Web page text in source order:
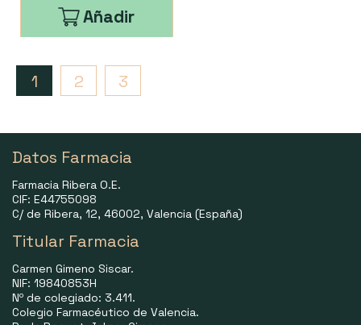
Añadir
1 2 3
Datos Farmacia
Farmacia Ribera O.E.
CIF: E44755098
C/ de Ribera, 12, 46002, Valencia (España)
Titular Farmacia
Carmen Gimeno Siscar.
NIF: 19840853H
Nº de colegiado: 3.411.
Colegio Farmacéutico de Valencia.